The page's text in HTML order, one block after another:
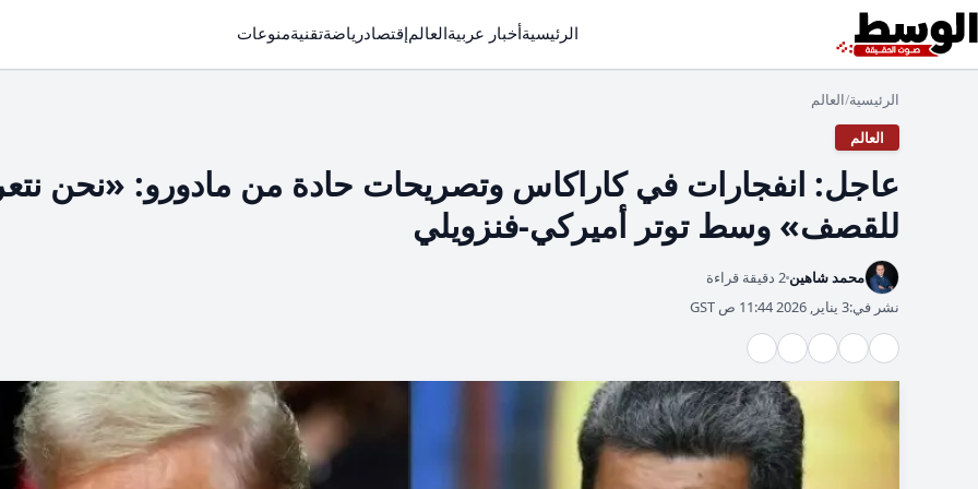
الرئيسيةأخبار عربيةالعالمإقتصادرياضةتقنيةمنوعات
الرئيسية/العالم
العالم
عاجل: انفجارات في كاراكاس وتصريحات حادة من مادورو: «نحن
للقصف» وسط توتر أميركي‑فنزويلي
محمد شاهين 2 دقيقة قراءة
نشر في:3 يناير, 2026 11:44 ص GST